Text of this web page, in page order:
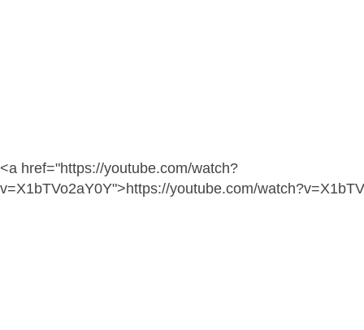
<a href="https://youtube.com/watch?
v=X1bTVo2aY0Y">https://youtube.com/